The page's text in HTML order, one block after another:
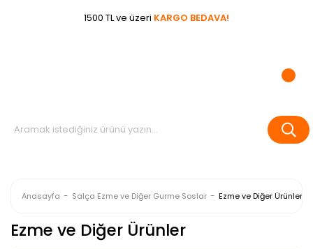
1500 TL ve üzeri KARGO BEDAVA!
Anasayfa Salça Ezme ve Diğer Gurme Soslar Ezme ve Diğer Ürünler
Ezme ve Diğer Ürünler